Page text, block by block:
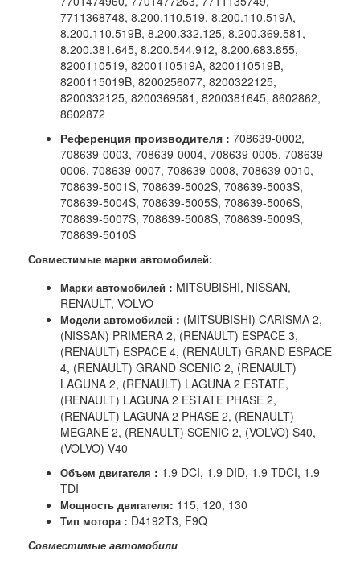
7711368748, 8.200.110.519, 8.200.110.519A,
8.200.110.519B, 8.200.332.125, 8.200.369.581,
8.200.381.645, 8.200.544.912, 8.200.683.855,
8200110519, 8200110519A, 8200110519B,
8200115019B, 8200256077, 8200322125,
8200332125, 8200369581, 8200381645, 8602862,
8602872
Референция производителя : 708639-0002,
708639-0003, 708639-0004, 708639-0005, 708639-
0006, 708639-0007, 708639-0008, 708639-0010,
708639-5001S, 708639-5002S, 708639-5003S,
708639-5004S, 708639-5005S, 708639-5006S,
708639-5007S, 708639-5008S, 708639-5009S,
708639-5010S
Совместимые марки автомобилей:
Марки автомобилей : MITSUBISHI, NISSAN,
RENAULT, VOLVO
Модели автомобилей : (MITSUBISHI) CARISMA 2,
(NISSAN) PRIMERA 2, (RENAULT) ESPACE 3,
(RENAULT) ESPACE 4, (RENAULT) GRAND ESPACE
4, (RENAULT) GRAND SCENIC 2, (RENAULT)
LAGUNA 2, (RENAULT) LAGUNA 2 ESTATE,
(RENAULT) LAGUNA 2 ESTATE PHASE 2,
(RENAULT) LAGUNA 2 PHASE 2, (RENAULT)
MEGANE 2, (RENAULT) SCENIC 2, (VOLVO) S40,
(VOLVO) V40
Объем двигателя : 1.9 DCI, 1.9 DID, 1.9 TDCI, 1.9
TDI
Мощность двигателя: 115, 120, 130
Тип мотора : D4192T3, F9Q
Совместимые автомобили